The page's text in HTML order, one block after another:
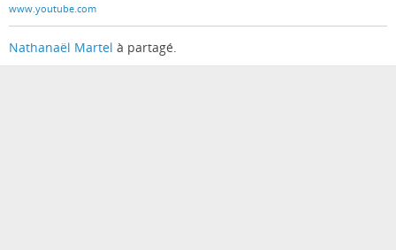
www.youtube.com
Nathanaël Martel à partagé.